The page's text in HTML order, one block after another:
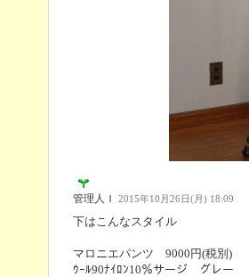
管理人Ｉ 2015年10月26日(月) 18:09
下はこんなスタイル
マロニエパンツ 9000円(税別)
ｳｰﾙ90ﾅｲﾛﾝ10％サージ グレー